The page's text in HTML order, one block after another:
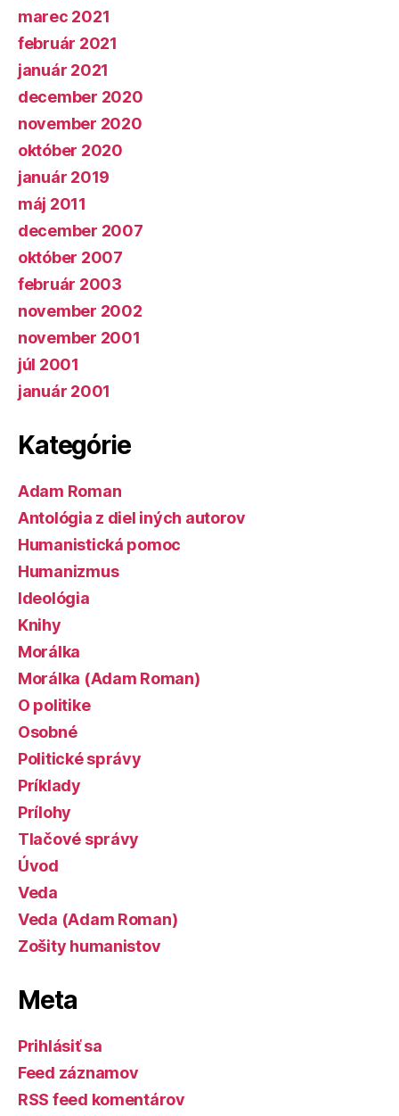
marec 2021
február 2021
január 2021
december 2020
november 2020
október 2020
január 2019
máj 2011
december 2007
október 2007
február 2003
november 2002
november 2001
júl 2001
január 2001
Kategórie
Adam Roman
Antológia z diel iných autorov
Humanistická pomoc
Humanizmus
Ideológia
Knihy
Morálka
Morálka (Adam Roman)
O politike
Osobné
Politické správy
Príklady
Prílohy
Tlačové správy
Úvod
Veda
Veda (Adam Roman)
Zošity humanistov
Meta
Prihlásiť sa
Feed záznamov
RSS feed komentárov